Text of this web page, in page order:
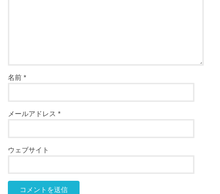
名前*
メールアドレス*
ウェブサイト